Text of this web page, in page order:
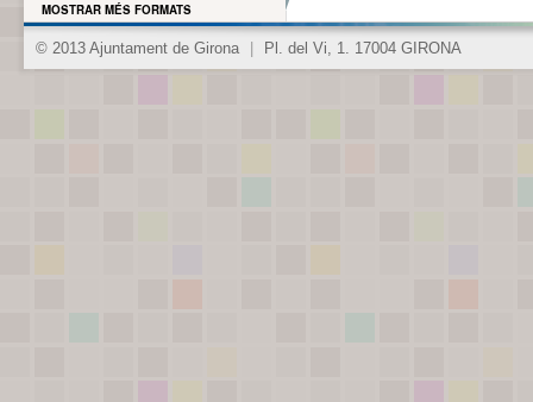
MOSTRAR MÉS FORMATS
© 2013 Ajuntament de Girona Pl. del Vi, 1. 17004 GIRONA